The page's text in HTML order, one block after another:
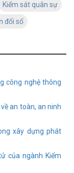
Kiểm sát quân sự
đổi số
công nghệ thông
an toàn, an ninh
xây dựng phát
của ngành Kiểm